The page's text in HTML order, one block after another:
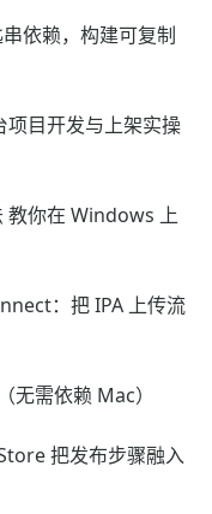
依赖，构建可复制
目开发与上架实操
教你在 Windows 上
：把 IPA 上传流
需依赖 Mac）
把发布步骤融入